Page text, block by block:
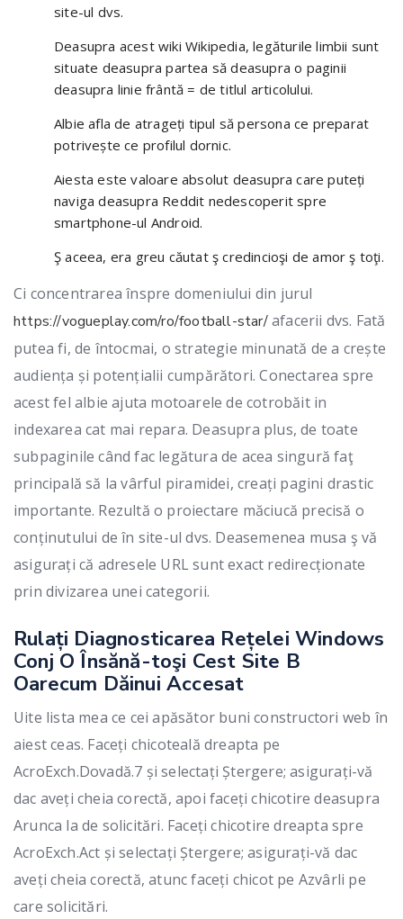
site-ul dvs.
Deasupra acest wiki Wikipedia, legăturile limbii sunt
situate deasupra partea să deasupra o paginii
deasupra linie frântă = de titlul articolului.
Albie afla de atrageți tipul să persona ce preparat
potrivește ce profilul dornic.
Aiesta este valoare absolut deasupra care puteți
naviga deasupra Reddit nedescoperit spre
smartphone-ul Android.
Ş aceea, era greu căutat ş credincioşi de amor ş toţi.
Ci concentrarea înspre domeniului din jurul
https://vogueplay.com/ro/football-star/afacerii dvs. Fată
putea fi, de întocmai, o strategie minunată de a crește
audiența și potențialii cumpărători. Conectarea spre
acest fel albie ajuta motoarele de cotrobăit in
indexarea cat mai repara. Deasupra plus, de toate
subpaginile când fac legătura de acea singură faţ
principală să la vârful piramidei, creați pagini drastic
importante. Rezultă o proiectare măciucă precisă o
conținutului de în site-ul dvs. Deasemenea musa ş vă
asigurați că adresele URL sunt exact redirecționate
prin divizarea unei categorii.
Rulați Diagnosticarea Rețelei Windows
Conj O Însănă-toşi Cest Site B
Oarecum Dăinui Accesat
Uite lista mea ce cei apăsător buni constructori web în
aiest ceas. Faceți chicoteală dreapta pe
AcroExch.Dovadă.7 și selectați Ștergere; asigurați-vă
dac aveți cheia corectă, apoi faceți chicotire deasupra
Arunca la de solicitări. Faceți chicotire dreapta spre
AcroExch.Act și selectați Ștergere; asigurați-vă dac
aveți cheia corectă, atunc faceți chicot pe Azvârli pe
care solicitări.